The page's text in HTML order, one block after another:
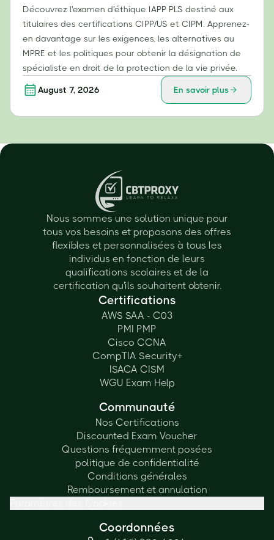
Découvrez l'examen d'éthique IAPP PLS destiné aux
titulaires des certifications CIPP/US et CIPM. Apprenez-
en davantage sur les exigences, les alternatives au
MPRE et les politiques pour obtenir la désignation de
spécialiste en droit de la protection de la vie privée.
August 7, 2026 En savoir plus
Nous sommes une solution unique pour
tous vos besoins et proposons des offres
flexibles et personnalisées à tous les
individus en fonction de leurs
qualifications scolaires et de la
certification qu'ils souhaitent obtenir.
Certifications
AWS SAA - C03
PMI PMP
Cisco CCNA
CompTIA Security+
ISACA CISM
WGU Exam Help
Communauté
Nos Certifications
Discounted Exam Voucher
Questions fréquemment posées
politique de confidentialité
Conditions générales
Remboursement et annulation
Coordonnées